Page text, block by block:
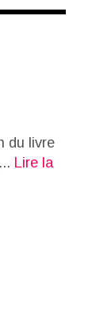
du livre
Lire la